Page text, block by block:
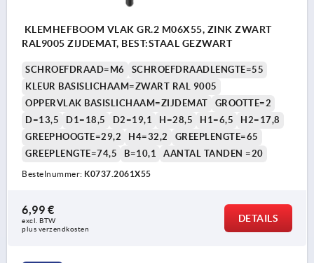
KLEMHEFBOOM VLAK GR.2 M06X55, ZINK ZWART
RAL9005 ZIJDEMAT, BEST:STAAL GEZWART
SCHROEFDRAAD=M6
SCHROEFDRAADLENGTE=55
KLEUR BASISLICHAAM=ZWART RAL 9005
OPPERVLAK BASISLICHAAM=ZIJDEMAT
GROOTTE=2
D=13,5
D1=18,5 D2=19,1 H=28,5 H1=6,5
H2=17,8
GREEPHOOGTE=29,2
H4=32,2
GREEPLENGTE=65
GREEPLENGTE=74,5
B=10,1 AANTAL TANDEN =20
Bestelnummer: K0737.2061X55
6,99 €
excl. BTW
plus verzendkosten
DETAILS